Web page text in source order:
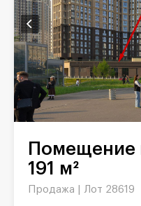
Помещение под сувениры,
191 м²
Продажа | Лот 28619